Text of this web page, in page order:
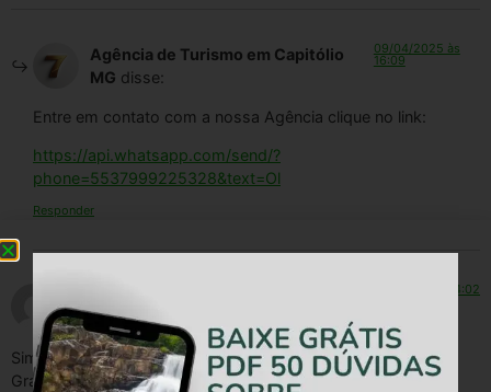
Agência de Turismo em Capitólio
MG disse:
09/04/2025 às
16:09
Entre em contato com a nossa Agência clique no link:
https://api.whatsapp.com/send/?
phone=5537999225328&text=Ol
Responder
08/29/2025 às 14:02
Sim, exelent!
Gratidão